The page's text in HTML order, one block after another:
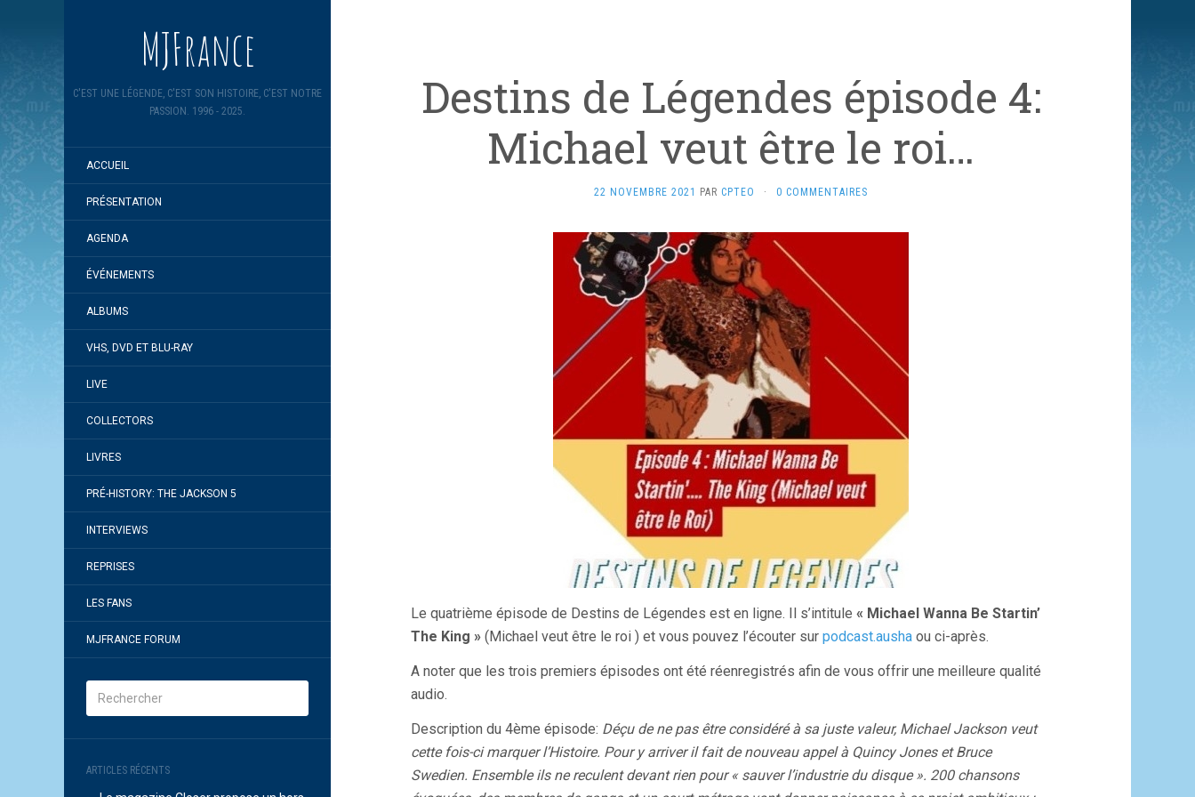
MJFrance
C'EST UNE LÉGENDE, C'EST SON HISTOIRE, C'EST NOTRE
PASSION. 1996 - 2025.
ACCUEIL
PRÉSENTATION
AGENDA
ÉVÉNEMENTS
ALBUMS
VHS, DVD ET BLU-RAY
LIVE
COLLECTORS
LIVRES
PRÉ-HISTORY: THE JACKSON 5
INTERVIEWS
REPRISES
LES FANS
MJFRANCE FORUM
ARTICLES RÉCENTS
Destins de Légendes épisode 4:
Michael veut être le roi…
22 NOVEMBRE 2021 PAR CPTEO · 0 COMMENTAIRES
Le quatrième épisode de Destins de Légendes est en ligne. Il s’intitule « Michael Wanna Be Startin’
The King » (Michael veut être le roi ) et vous pouvez l’écouter sur podcast.ausha ou ci-après.
A noter que les trois premiers épisodes ont été réenregistrés afin de vous offrir une meilleure qualité
audio.
Description du 4ème épisode: Déçu de ne pas être considéré à sa juste valeur, Michael Jackson veut
cette fois-ci marquer l’Histoire. Pour y arriver il fait de nouveau appel à Quincy Jones et Bruce
Swedien. Ensemble ils ne reculent devant rien pour « sauver l’industrie du disque ». 200 chansons